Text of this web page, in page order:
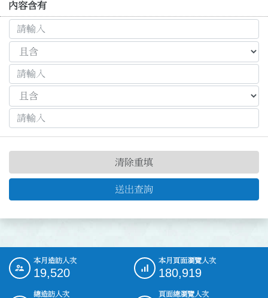
內容含有
送出查詢
清除重填
::: 本月造訪人次
19,520
本月頁面瀏覽人次
180,919
總造訪人次
頁面總瀏覽人次